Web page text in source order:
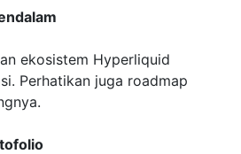
ekosistem Hyperliquid
Perhatikan juga roadmap